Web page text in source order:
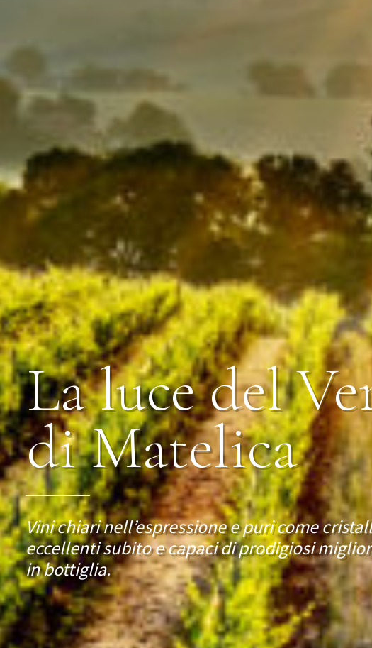
La luce del
di Matelica
Vini chiari nell’espressione e puri come
eccellenti subito e capaci di prodigiosi
in bottiglia.